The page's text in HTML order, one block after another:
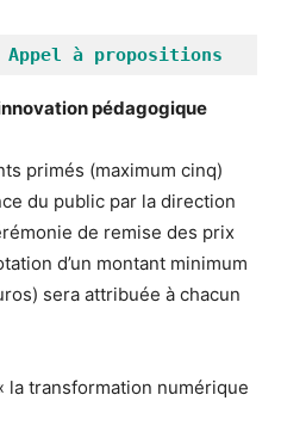
Appel à propositions
pédagogique
primés (maximum cinq)
du public par la direction
de remise des prix
d’un montant minimum
sera attribuée à chacun
la transformation numérique